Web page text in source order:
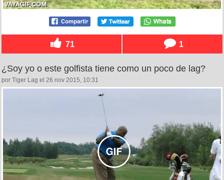
71 1
¿Soy yo o este golfista tiene como un poco de lag?
por Tiger Lag el 26 nov 2015, 10:31